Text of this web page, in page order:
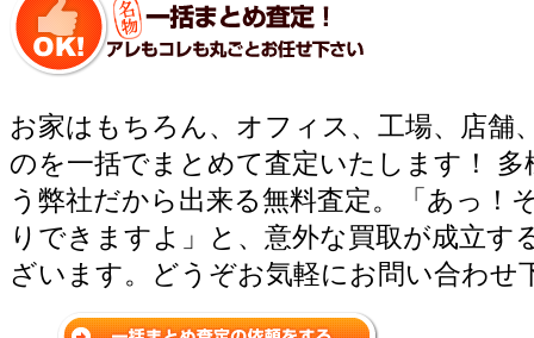
お家はもちろん、オフィス、工場、店舗
のを一括でまとめて査定いたします！ 多
う弊社だから出来る無料査定。「あっ！
りできますよ」と、意外な買取が成立す
ざいます。どうぞお気軽にお問い合わせ